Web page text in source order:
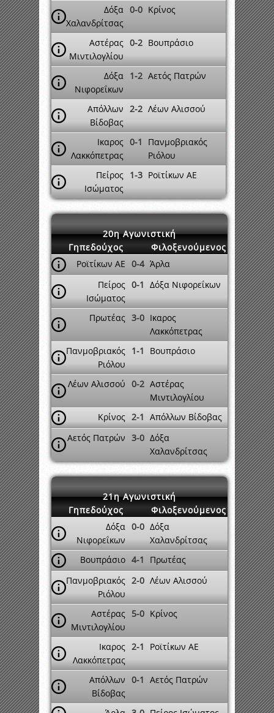
Δόξα
Χαλανδρίτσας
0-0 Κρίνος
Αστέρας
Μιντιλογλίου
0-2 Βουπράσιο
Δόξα
Νιφορεΐκων
1-2 Αετός Πατρών
Απόλλων
Βίδοβας
2-2 Λέων Αλισσού
Ικαρος
Λακκόπετρας
0-1
Πανμοβριακός
Ριόλου
Πείρος
Ισώματος
1-3 Ροϊτίκων ΑΕ
20η Αγωνιστική
Γηπεδούχος
Φιλοξενούμενος
Ροϊτίκων ΑΕ 0-4 Άρλα
Πείρος
Ισώματος
0-1 Δόξα Νιφορεΐκων
Πρωτέας 3-0 Ικαρος
Λακκόπετρας
Πανμοβριακός
Ριόλου
1-1 Βουπράσιο
Λέων Αλισσού 0-2 Αστέρας
Μιντιλογλίου
Κρίνος 2-1 Απόλλων Βίδοβας
Αετός Πατρών 3-0 Δόξα
Χαλανδρίτσας
21η Αγωνιστική
Γηπεδούχος
Φιλοξενούμενος
Δόξα
Νιφορεΐκων
0-0 Δόξα
Χαλανδρίτσας
Βουπράσιο 4-1
Πρωτέας
Πανμοβριακός
Ριόλου
2-0 Λέων Αλισσού
Αστέρας
Μιντιλογλίου
5-0 Κρίνος
Ικαρος
Λακκόπετρας
2-1 Ροϊτίκων ΑΕ
Απόλλων
Βίδοβας
0-1 Αετός Πατρών